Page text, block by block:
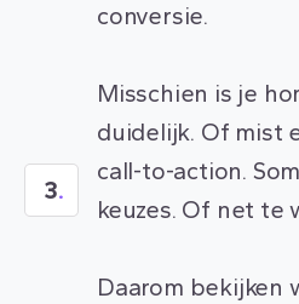
3.
conversie.
Misschien is je
duidelijk. Of mist
call-to-action.
keuzes. Of net te
Daarom bekijken